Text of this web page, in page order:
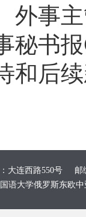
外事
秘书报
和后
大连西路550号 邮
语大学俄罗斯东欧中